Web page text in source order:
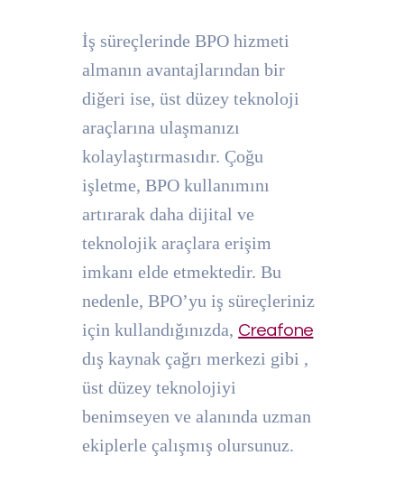
İş süreçlerinde BPO hizmeti
almanın avantajlarından bir
diğeri ise, üst düzey teknoloji
araçlarına ulaşmanızı
kolaylaştırmasıdır. Çoğu
işletme, BPO kullanımını
artırarak daha dijital ve
teknolojik araçlara erişim
imkanı elde etmektedir. Bu
nedenle, BPO’yu iş süreçleriniz
için kullandığınızda, Creafone
dış kaynak çağrı merkezi gibi ,
üst düzey teknolojiyi
benimseyen ve alanında uzman
ekiplerle çalışmış olursunuz.